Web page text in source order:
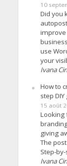
10
Did you
use
your
Ivana
How to
step
15 août
Looking
giving
The
Step-
Ivana